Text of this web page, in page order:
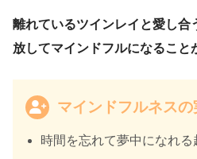
離れているツインレイと愛し合
放してマインドフルになること
マインドフルネスの
時間を忘れて夢中になれる